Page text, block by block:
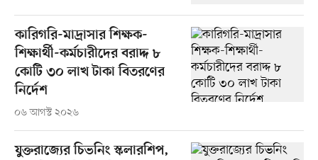
কারিগরি-মাদ্রাসার শিক্ষক-
শিক্ষার্থী-কর্মচারীদের বরাদ্দ ৮
কোটি ৩০ লাখ টাকা বিতরণের
নির্দেশ
০৬ আগস্ট ২০২৬
যুক্তরাজ্যের চিভনিং স্কলারশিপ,